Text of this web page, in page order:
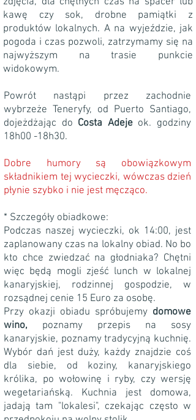
kawę czy sok, drobne pamiątki z
produktów lokalnych. A na wyjeździe, jak
pogoda i czas pozwoli, zatrzymamy się na
najwyższym na trasie punkcie
widokowym.
Powrót nastąpi przez zachodnie
wybrzeże Teneryfy, od Puerto Santiago,
dojeżdżając do Costa Adejeok. godziny
18h00 -18h30.
Dobre humory są obowiązkowym
składnikiem tej wycieczki, wówczas dzień
płynie szybko i nie jest męcząco.
* Szczegóły obiadkowe:
Podczas naszej wycieczki, ok 14:00, jest
zaplanowany czas na lokalny obiad. No bo
kto chce zwiedzać na głodniaka? Chętni
więc będą mogli zjeść lunch w lokalnej
kanaryjskiej, rodzinnej gospodzie, w
rozsądnej cenie 15 Euro za osobę.
Przy okazji obiadu spróbujemy domowe
wino, poznamy przepis na sosy
kanaryjskie, poznamy tradycyjną kuchnię.
Wybór dań jest duży, każdy znajdzie coś
dla siebie, od koziny, kanaryjskiego
królika, po wołowinę i ryby, czy wersję
wegetariańską. Kuchnia jest domowa,
jadają tam "lokalesi", czekając często w